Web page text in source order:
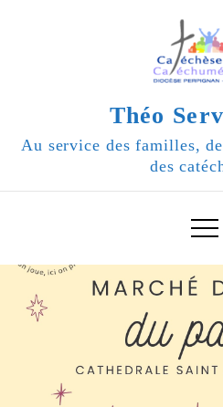
Théo
Au service des familles,
des